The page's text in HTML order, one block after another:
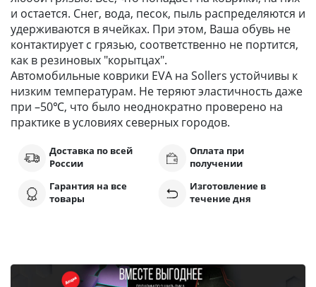
и остается. Снег, вода, песок, пыль распределяются и
удерживаются в ячейках. При этом, Ваша обувь не
контактирует с грязью, соответственно не портится,
как в резиновых "корытцах".
Автомобильные коврики EVA на Sollers устойчивы к
низким температурам. Не теряют эластичность даже
при –50℃, что было неоднократно проверено на
практике в условиях северных городов.
Доставка по всей
России
Оплата при
получении
Гарантия на все
товары
Изготовление в
течение дня